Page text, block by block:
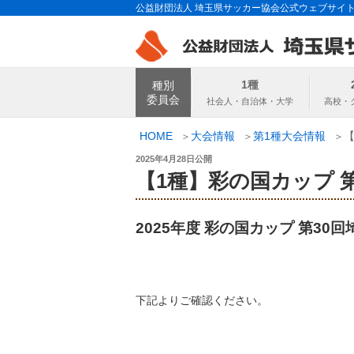
ス
公益財団法人 埼玉県サッカー協会公式ウェブサイト
埼玉県サッカー
種別
委員会
1種
HOME 大会情報 第1種大会情報
投
2025年4月28日公開
【1種】彩の国カップ
2025年度 彩の国カップ 第30回
下記よりご確認ください。